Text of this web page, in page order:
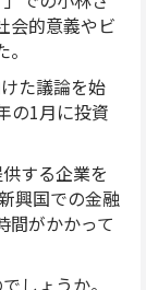
会的意義やビ
た議論を始
の1月に投資
する企業を
興国での金融
間がかかって
しょうか。